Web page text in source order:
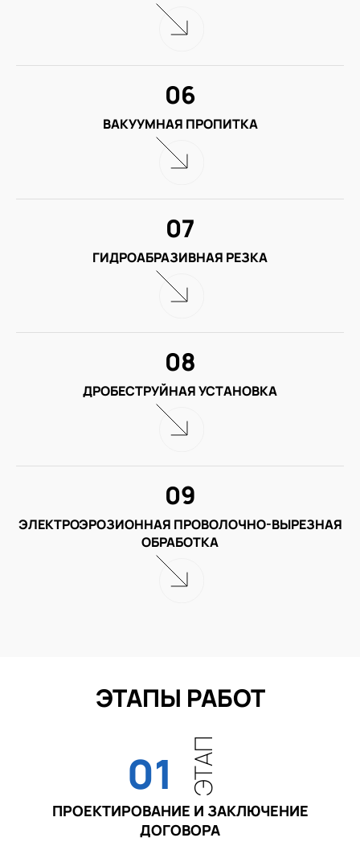
ВАКУУМНАЯ ПРОПИТКА
06
ГИДРОАБРАЗИВНАЯ РЕЗКА
07
ДРОБЕСТРУЙНАЯ УСТАНОВКА
08
ЭЛЕКТРОЭРОЗИОННАЯ ПРОВОЛОЧНО-ВЫРЕЗНАЯ
ОБРАБОТКА
09
ЭТАПЫ РАБОТ
01 ЭТАП
ПРОЕКТИРОВАНИЕ И ЗАКЛЮЧЕНИЕ
ДОГОВОРА